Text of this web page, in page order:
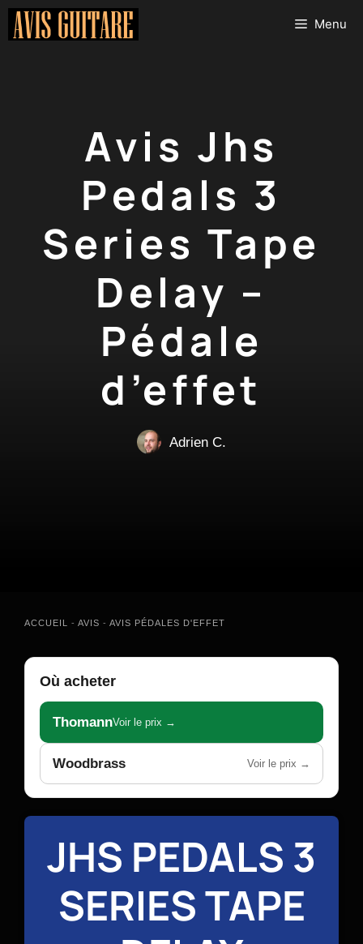
Aller
Menu
Avis Jhs
Pedals 3
Series Tape
Delay –
Pédale
d’effet
Adrien C.
ACCUEIL - AVIS - AVIS PÉDALES D'EFFET
Où acheter
ThomannVoir le prix →
Woodbrass Voir le prix →
JHS PEDALS 3
SERIES TAPE